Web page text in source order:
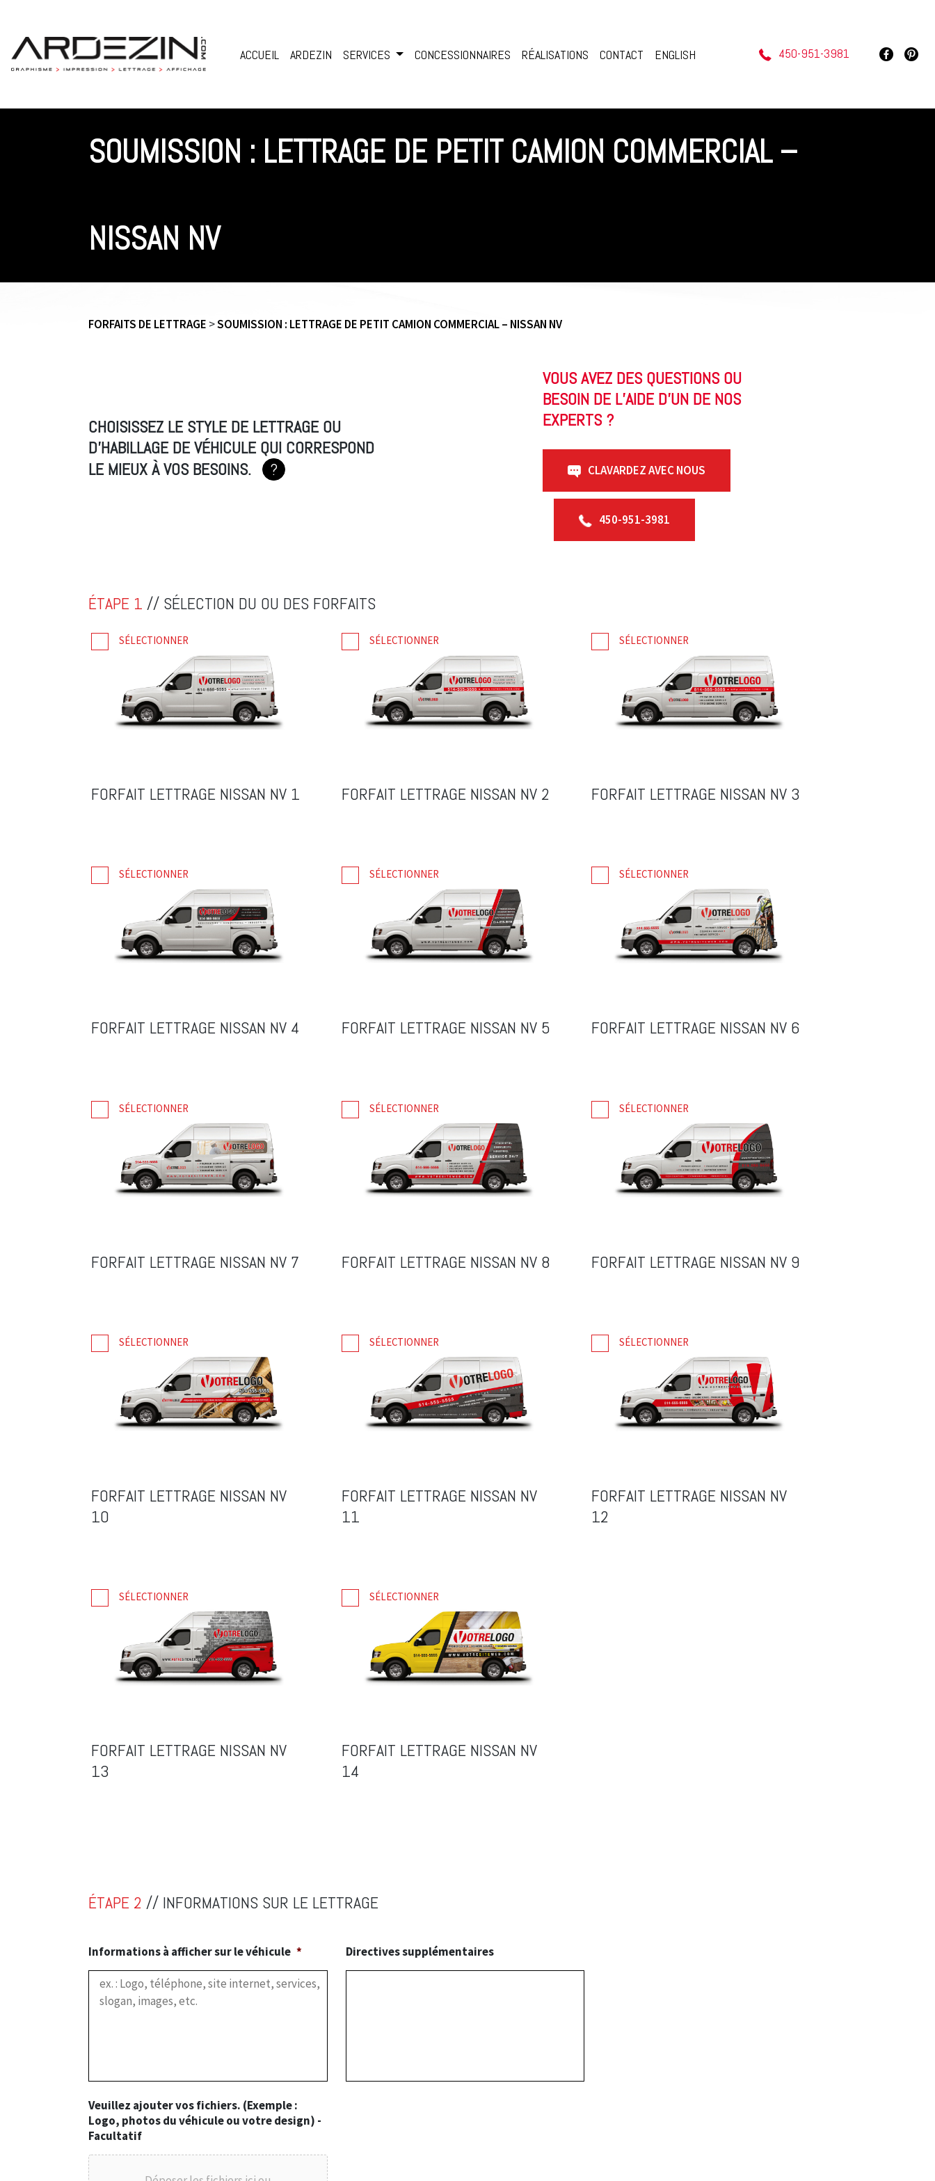
content
ACCUEIL ARDEZIN SERVICES CONCESSIONNAIRES RÉALISATIONS CONTACT ENGLISH 450-951-3981
SOUMISSION : LETTRAGE DE PETIT CAMION COMMERCIAL –
NISSAN NV
FORFAITS DE LETTRAGE >SOUMISSION : LETTRAGE DE PETIT CAMION COMMERCIAL – NISSAN NV
CHOISISSEZ LE STYLE DE LETTRAGE OU
D'HABILLAGE DE VÉHICULE QUI CORRESPOND
LE MIEUX À VOS BESOINS.
?
VOUS AVEZ DES QUESTIONS OU
BESOIN DE L’AIDE D’UN DE NOS
EXPERTS ?
CLAVARDEZ AVEC NOUS
450-951-3981
ÉTAPE 1 // SÉLECTION DU OU DES FORFAITS
SÉLECTIONNER
FORFAIT LETTRAGE NISSAN NV 1
SÉLECTIONNER
FORFAIT LETTRAGE NISSAN NV 2
SÉLECTIONNER
FORFAIT LETTRAGE NISSAN NV 3
SÉLECTIONNER
FORFAIT LETTRAGE NISSAN NV 4
SÉLECTIONNER
FORFAIT LETTRAGE NISSAN NV 5
SÉLECTIONNER
FORFAIT LETTRAGE NISSAN NV 6
SÉLECTIONNER
FORFAIT LETTRAGE NISSAN NV 7
SÉLECTIONNER
FORFAIT LETTRAGE NISSAN NV 8
SÉLECTIONNER
FORFAIT LETTRAGE NISSAN NV 9
SÉLECTIONNER
FORFAIT LETTRAGE NISSAN NV
10
SÉLECTIONNER
FORFAIT LETTRAGE NISSAN NV
11
SÉLECTIONNER
FORFAIT LETTRAGE NISSAN NV
12
SÉLECTIONNER
FORFAIT LETTRAGE NISSAN NV
13
SÉLECTIONNER
FORFAIT LETTRAGE NISSAN NV
14
ÉTAPE 2 // INFORMATIONS SUR LE LETTRAGE
Informations à afficher sur le véhicule * Directives supplémentaires
Veuillez ajouter vos fichiers. (Exemple :
Logo, photos du véhicule ou votre design) -
Facultatif